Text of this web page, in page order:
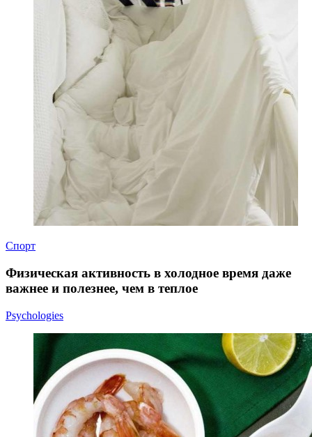
Спорт
Физическая активность в холодное время даже
важнее и полезнее, чем в теплое
Psychologies